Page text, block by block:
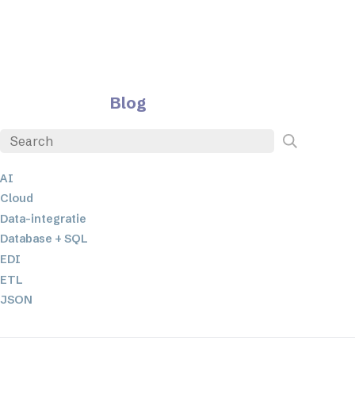
Blog
AI
Cloud
Data-integratie
Database + SQL
EDI
ETL
JSON
Mobiele applicatieontwikkeling